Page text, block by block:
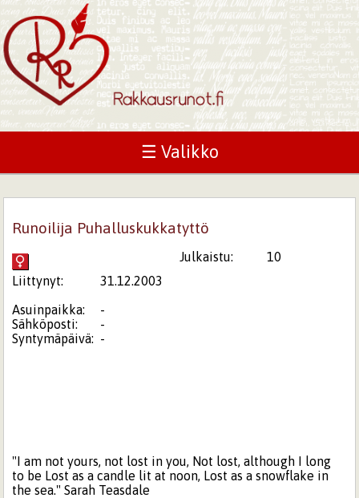
☰ Valikko
Runoilija Puhalluskukkatyttö
Julkaistu:
10
Liittynyt:
31.12.2003
Asuinpaikka:
-
Sähköposti:
-
Syntymäpäivä: -
"I am not yours, not lost in you, Not lost, although I long
to be Lost as a candle lit at noon, Lost as a snowflake in
the sea." Sarah Teasdale